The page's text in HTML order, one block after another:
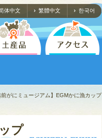
体中文 繁體中文 한국어
前がにミュージアム】EGMかに漁カップ
プ